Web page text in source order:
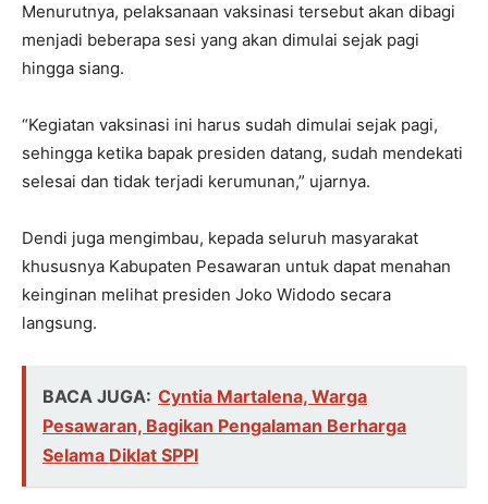
Menurutnya, pelaksanaan vaksinasi tersebut akan dibagi
menjadi beberapa sesi yang akan dimulai sejak pagi
hingga siang.
“Kegiatan vaksinasi ini harus sudah dimulai sejak pagi,
sehingga ketika bapak presiden datang, sudah mendekati
selesai dan tidak terjadi kerumunan,” ujarnya.
Dendi juga mengimbau, kepada seluruh masyarakat
khususnya Kabupaten Pesawaran untuk dapat menahan
keinginan melihat presiden Joko Widodo secara
langsung.
BACA JUGA: Cyntia Martalena, Warga
Pesawaran, Bagikan Pengalaman Berharga
Selama Diklat SPPI